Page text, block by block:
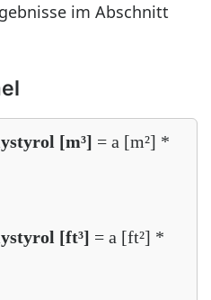
im Abschnitt
[m³] = a [m²] *
[ft³] = a [ft²] *